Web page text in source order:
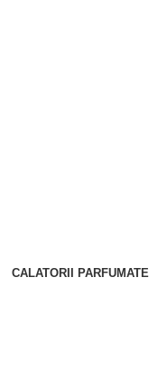
CALATORII PARFUMATE